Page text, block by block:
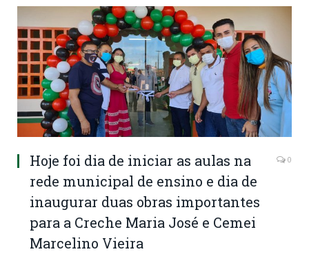
Hoje foi dia de iniciar as aulas na
rede municipal de ensino e dia de
inaugurar duas obras importantes
para a Creche Maria José e Cemei
Marcelino Vieira
0